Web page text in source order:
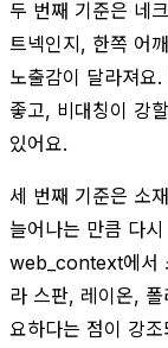
두 번째 기준은 네
트넥인지, 한쪽 어
노출감이 달라져요
좋고, 비대칭이 강
있어요.
세 번째 기준은 소
늘어나는 만큼 다
web_context에서
라 스판, 레이온,
요하다는 점이 강